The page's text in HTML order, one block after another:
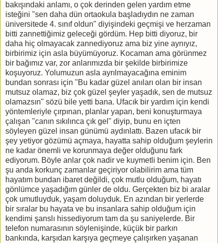
bakışındaki anlamı, o çok derinden gelen yardım etme
isteğini "sen daha dün ortaokula başladıydın ne zaman
üniversitede 4. sınıf oldun" diyişindeki geçmişi ve herzaman
bitti zannettiğimiz geleceği gördüm. Hep bitti diyoruz, bir
daha hiç olmayacak zannediyoruz ama biz yine aynıyız,
birbirimiz için asla büyümüyoruz. Kocaman ama görünmez
bir bağımız var, zor anlarımızda bir şekilde birbirimize
koşuyoruz. Yolumuzun asla ayrılmayacağına eminim
bundan sonrası için "Bu kadar güzel anıları olan bir insan
mutsuz olamaz, biz çok güzel şeyler yaşadık, sen de mutsuz
olamazsın" sözü bile yetti bana. Ufacık bir yardım için kendi
yöntemleriyle çırpınan, planlar yapan, beni konuşturmaya
çalışan "canın sıkılınca çık gel" diyip, bunu en içten
söyleyen güzel insan günümü aydınlattı. Bazen ufacık bir
şey yetiyor gözümü açmaya, hayatta sahip olduğum şeylerin
ne kadar önemli ve korunmaya değer olduğunu fark
ediyorum. Böyle anlar çok nadir ve kuymetli benim için. Ben
şu anda korkunç zamanlar geçiriyor olabilirim ama tüm
hayatım bundan ibaret değildi, çok mutlu olduğum, hayatı
gönlümce yaşadığım günler de oldu. Gerçekten biz bi aralar
çok umutluyduk, yaşam doluyduk. En azından bir yerlerde
bir sıralar bu hayata ve bu insanlara sahip olduğum için
kendimi şanslı hissediyorum tam da şu saniyelerde. Bir
telefon numarasının söylenişinde, küçük bir parkın
bankında, karşıdan karşıya geçmeye çalışırken yaşanan